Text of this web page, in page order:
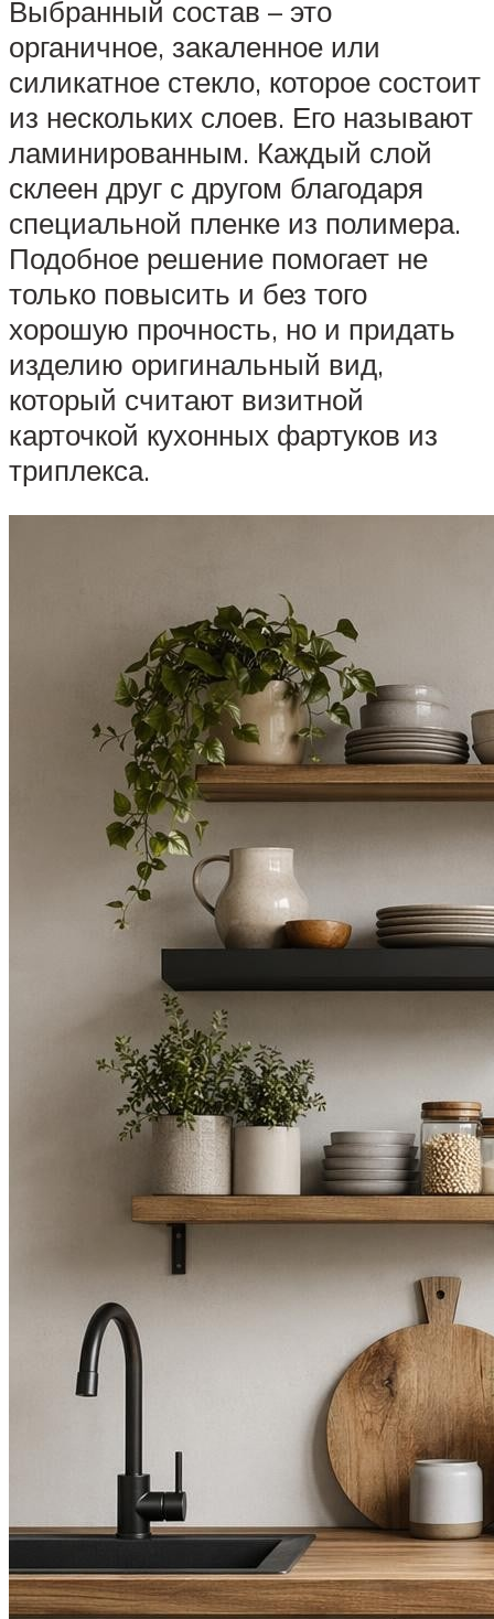
Выбранный состав – это
органичное, закаленное или
силикатное стекло, которое состоит
из нескольких слоев. Его называют
ламинированным. Каждый слой
склеен друг с другом благодаря
специальной пленке из полимера.
Подобное решение помогает не
только повысить и без того
хорошую прочность, но и придать
изделию оригинальный вид,
который считают визитной
карточкой кухонных фартуков из
триплекса.